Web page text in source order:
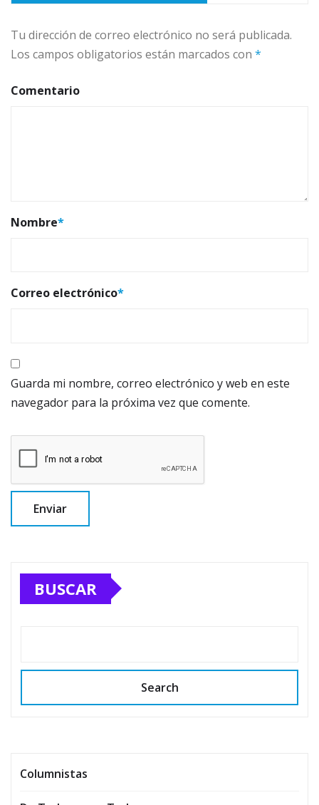
Tu dirección de correo electrónico no será publicada.
Los campos obligatorios están marcados con *
Comentario
Nombre*
Correo electrónico*
Guarda mi nombre, correo electrónico y web en este
navegador para la próxima vez que comente.
BUSCAR
Search
Columnistas